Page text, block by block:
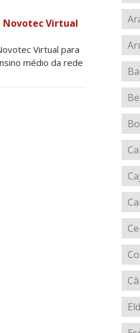
Novotec Virtual
Virtual para
médio da rede